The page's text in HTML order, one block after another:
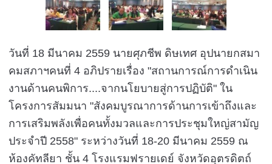
วันที่ 18 มีนาคม 2559 นายศุภชีพ ดิษเทศ อุปนายกสมา
คมสภาฯคนที่ 4 อภิปรายเรื่อง "สถานการณ์การดำเนิน
งานด้านคนพิการ....จากนโยบายสู่การปฏิบัติ" ใน
โครงการสัมมนา "สังคมบูรณาการด้านการเข้าถึงและ
การเสริมพลังเพื่อคนทั้งมวลและการประชุมใหญ่สามัญ
ประจำปี 2558" ระหว่างวันที่ 18-20 มีนาคม 2559 ณ
ห้องคัทลียา ชั้น 4 โรงแรมฟรายเดย์ จังหวัดอุตรดิตถ์